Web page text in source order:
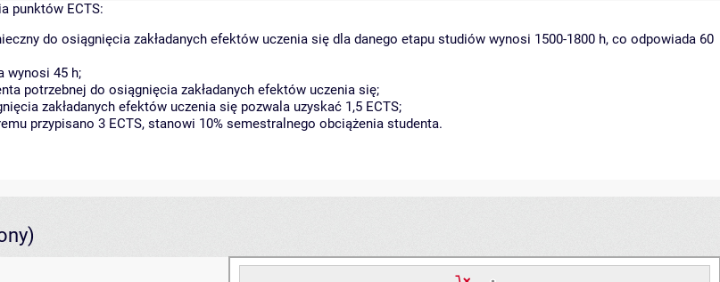
punktów ECTS:
do osiągnięcia zakładanych efektów uczenia się dla danego etapu studiów wynosi 1500-1800 h, co odpowiada 60
wynosi 45 h;
potrzebnej do osiągnięcia zakładanych efektów uczenia się;
zakładanych efektów uczenia się pozwala uzyskać 1,5 ECTS;
przypisano 3 ECTS, stanowi 10% semestralnego obciążenia studenta.